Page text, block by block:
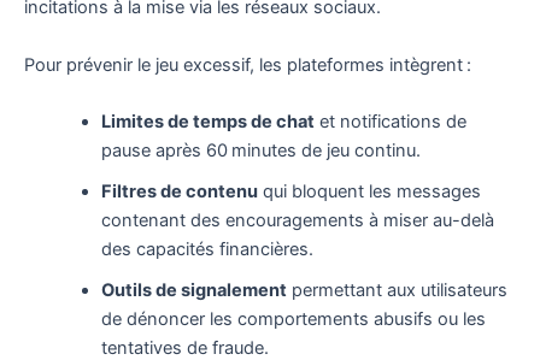
incitations à la mise via les réseaux sociaux.
Pour prévenir le jeu excessif, les plateformes intègrent :
Limites de temps de chatet notifications de
pause après 60 minutes de jeu continu.
Filtres de contenuqui bloquent les messages
contenant des encouragements à miser au-delà
des capacités financières.
Outils de signalementpermettant aux utilisateurs
de dénoncer les comportements abusifs ou les
tentatives de fraude.